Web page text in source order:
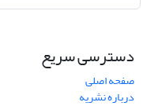
دسترسی سریع
صفحه اصلی
درباره نشریه